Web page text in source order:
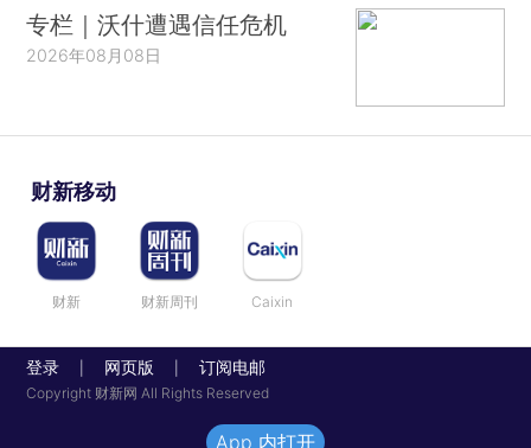
专栏｜沃什遭遇信任危机
2026年08月08日
财新移动
财新 财新周刊 Caixin
登录 网页版 订阅电邮
Copyright 财新网 All Rights Reserved
App 内打开